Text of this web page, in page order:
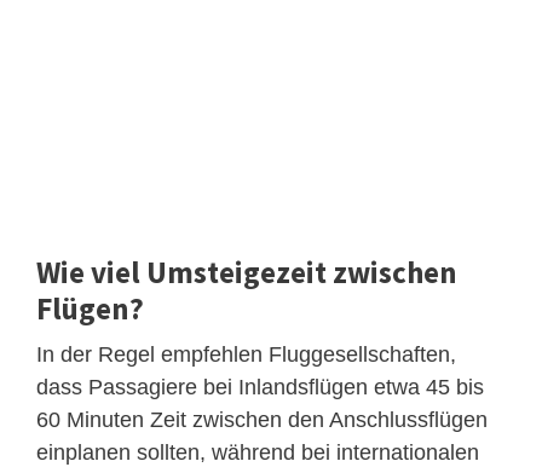
Wie viel Umsteigezeit zwischen
Flügen?
In der Regel empfehlen Fluggesellschaften,
dass Passagiere bei Inlandsflügen etwa 45 bis
60 Minuten Zeit zwischen den Anschlussflügen
einplanen sollten, während bei internationalen